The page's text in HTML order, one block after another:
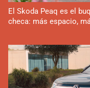
El Skoda Peaq es el
checa: más espacio,